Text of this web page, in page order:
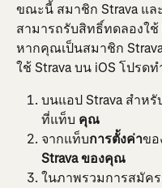
ขณะนี้ สมาชิก Strava แล
สามารถรับสิทธิ์ทดลองใช้
หากคุณเป็นสมาชิก
ใช้ Strava บน iOS โปร
บนแอป Strava สำห
ที่แท็บ คุณ
จากแท็บการตั้งค่าข
Strava ของคุณ
ในภาพรวมการสมัค